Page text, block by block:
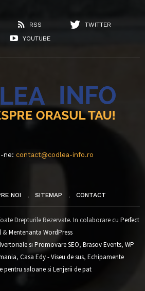
RSS
TWITTER
YOUTUBE
ne: contact@codlea-info.ro
NOI SITEMAP CONTACT
Drepturile Rezervate. In colaborare cu Perfect
&Mentenanta WordPress
si Promovare SEO, Brasov Events, WP
, Casa Edy - Viseu de sus, Echipamente
pentru saloanesi Lenjerii de pat